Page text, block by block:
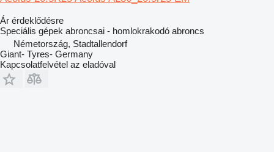
Ár érdeklődésre
Speciális gépek abroncsai - homlokrakodó abroncs
Németország, Stadtallendorf
Giant- Tyres- Germany
Kapcsolatfelvétel az eladóval